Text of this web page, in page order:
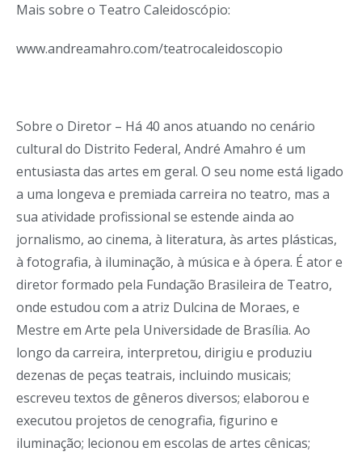
Mais sobre o Teatro Caleidoscópio:
www.andreamahro.com/teatrocaleidoscopio
Sobre o Diretor – Há 40 anos atuando no cenário
cultural do Distrito Federal, André Amahro é um
entusiasta das artes em geral. O seu nome está ligado
a uma longeva e premiada carreira no teatro, mas a
sua atividade profissional se estende ainda ao
jornalismo, ao cinema, à literatura, às artes plásticas,
à fotografia, à iluminação, à música e à ópera. É ator e
diretor formado pela Fundação Brasileira de Teatro,
onde estudou com a atriz Dulcina de Moraes, e
Mestre em Arte pela Universidade de Brasília. Ao
longo da carreira, interpretou, dirigiu e produziu
dezenas de peças teatrais, incluindo musicais;
escreveu textos de gêneros diversos; elaborou e
executou projetos de cenografia, figurino e
iluminação; lecionou em escolas de artes cênicas;